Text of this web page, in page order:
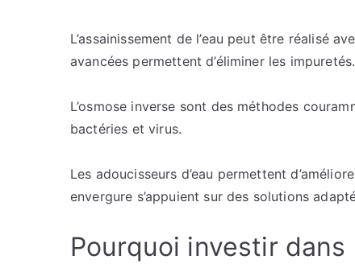
L’assainissement de l’eau peut être réalisé
avancées permettent d’éliminer les impuretés.
L’osmose inverse sont des méthodes
bactéries et virus.
Les adoucisseurs d’eau permettent
envergure s’appuient sur des solutions
Pourquoi investir dans